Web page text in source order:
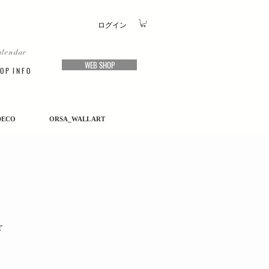
ログイン
P I N F O WEB SHOP
ORSA_WALL ART